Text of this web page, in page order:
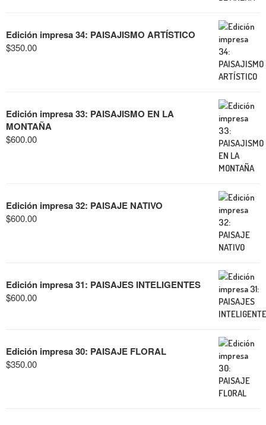
Edición impresa 34: PAISAJISMO ARTÍSTICO
$350.00
Edición impresa 33: PAISAJISMO EN LA
MONTAÑA
$600.00
Edición impresa 32: PAISAJE NATIVO
$600.00
Edición impresa 31: PAISAJES INTELIGENTES
$600.00
Edición impresa 30: PAISAJE FLORAL
$350.00